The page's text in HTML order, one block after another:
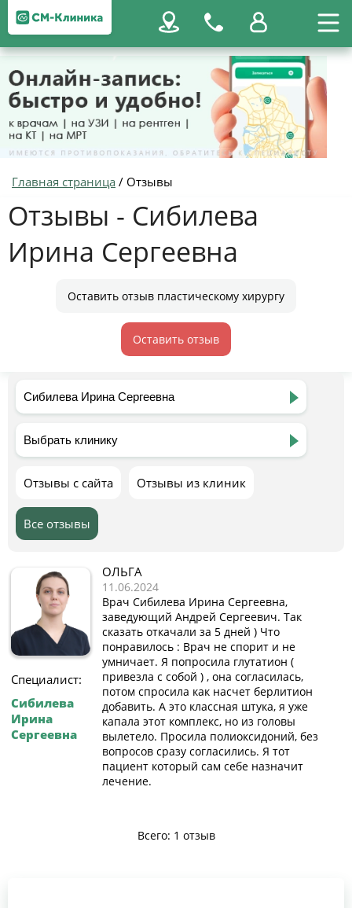
Главная страница / Отзывы
Отзывы - Сибилева
Ирина Сергеевна
Оставить отзыв пластическому хирургу
Оставить отзыв
Отзывы с сайта Отзывы из клиник
Все отзывы
Специалист:
Сибилева
Ирина
Сергеевна
ОЛЬГА
11.06.2024
Врач Сибилева Ирина Сергеевна,
заведующий Андрей Сергеевич. Так
сказать откачали за 5 дней ) Что
понравилось : Врач не спорит и не
умничает. Я попросила глутатион (
привезла с собой ) , она согласилась,
потом спросила как насчет берлитион
добавить. А это классная штука, я уже
капала этот комплекс, но из головы
вылетело. Просила полиоксидоний, без
вопросов сразу согласились. Я тот
пациент который сам себе назначит
лечение.
Всего: 1 отзыв